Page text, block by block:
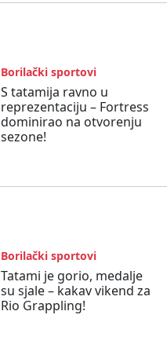
Borilački sportovi
S tatamija ravno u
reprezentaciju – Fortress
dominirao na otvorenju
sezone!
Borilački sportovi
Tatami je gorio, medalje
su sjale – kakav vikend za
Rio Grappling!